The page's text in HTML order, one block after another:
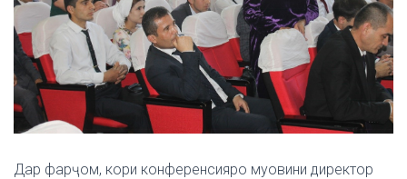
Дар фарҷом, кори конференсияро муовини директор